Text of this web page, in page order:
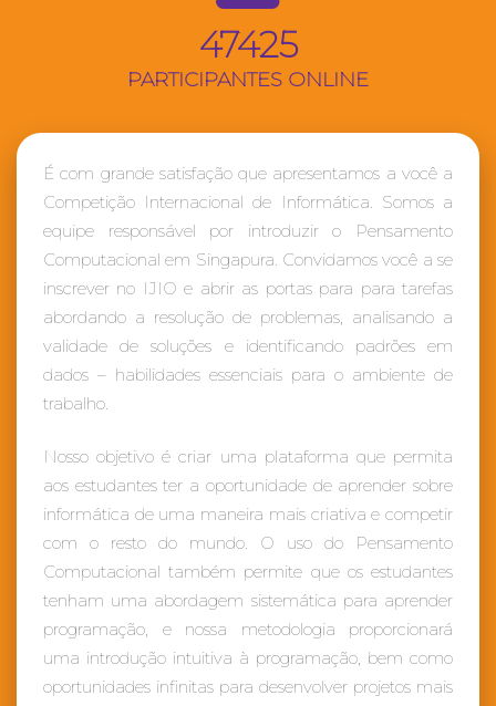
47425
PARTICIPANTES ONLINE
É com grande satisfação que apresentamos a você a
Competição Internacional de Informática. Somos a
equipe responsável por introduzir o Pensamento
Computacional em Singapura. Convidamos você a se
inscrever no IJIO e abrir as portas para para tarefas
abordando a resolução de problemas, analisando a
validade de soluções e identificando padrões em
dados – habilidades essenciais para o ambiente de
trabalho.
Nosso objetivo é criar uma plataforma que permita
aos estudantes ter a oportunidade de aprender sobre
informática de uma maneira mais criativa e competir
com o resto do mundo. O uso do Pensamento
Computacional também permite que os estudantes
tenham uma abordagem sistemática para aprender
programação, e nossa metodologia proporcionará
uma introdução intuitiva à programação, bem como
oportunidades infinitas para desenvolver projetos mais